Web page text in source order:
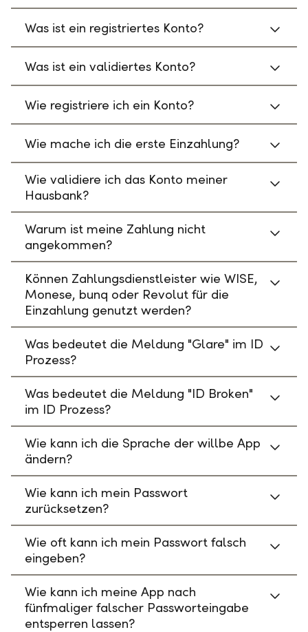
Was ist ein registriertes Konto?
Was ist ein validiertes Konto?
Wie registriere ich ein Konto?
Wie mache ich die erste Einzahlung?
Wie validiere ich das Konto meiner
Hausbank?
Warum ist meine Zahlung nicht
angekommen?
Können Zahlungsdienstleister wie WISE,
Monese, bunq oder Revolut für die
Einzahlung genutzt werden?
Was bedeutet die Meldung "Glare" im ID
Prozess?
Was bedeutet die Meldung "ID Broken"
im ID Prozess?
Wie kann ich die Sprache der willbe App
ändern?
Wie kann ich mein Passwort
zurücksetzen?
Wie oft kann ich mein Passwort falsch
eingeben?
Wie kann ich meine App nach
fünfmaliger falscher Passworteingabe
entsperren lassen?